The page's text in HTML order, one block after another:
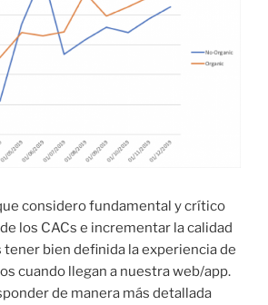
considero fundamental y crítico
los CACs e incrementar la calidad
tener bien definida la experiencia de
cuando llegan a nuestra web/app.
de manera más detallada